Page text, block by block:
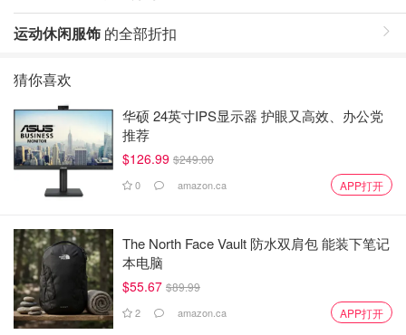
运动休闲服饰 的全部折扣
猜你喜欢
华硕 24英寸IPS显示器 护眼又高效、办公党
推荐
$126.99 $249.00
0 amazon.ca APP打开
The North Face Vault 防水双肩包 能装下笔记
本电脑
$55.67 $89.99
2 amazon.ca APP打开